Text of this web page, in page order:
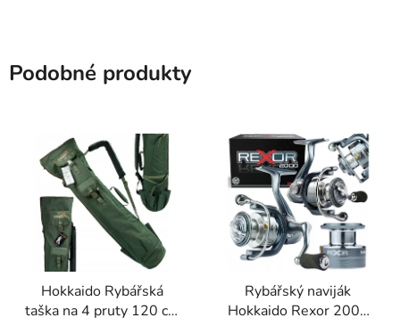
Podobné produkty
Hokkaido Rybářská
taška na 4 pruty 120 cm
Rybářský naviják
Hokkaido Rexor 2000